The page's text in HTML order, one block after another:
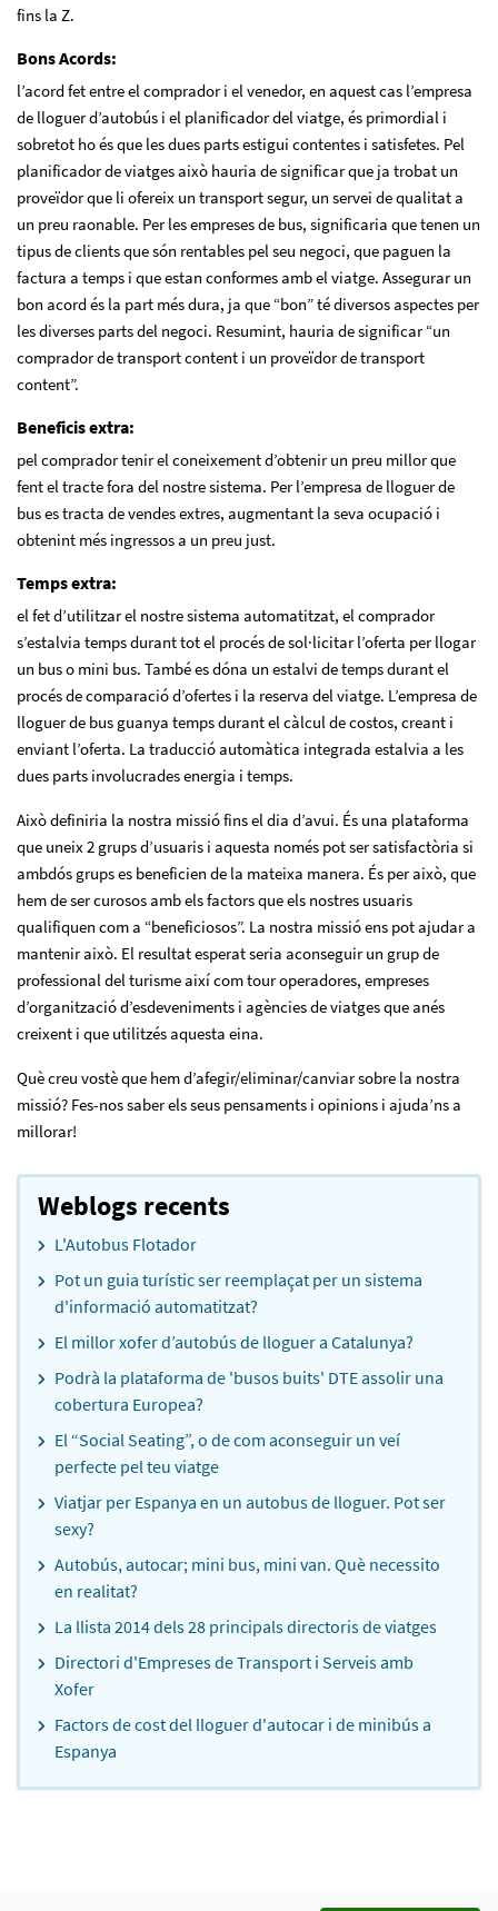
fins la Z.
Bons Acords:
l’acord fet entre el comprador i el venedor, en aquest cas l’empresa
de lloguer d’autobús i el planificador del viatge, és primordial i
sobretot ho és que les dues parts estigui contentes i satisfetes. Pel
planificador de viatges això hauria de significar que ja trobat un
proveïdor que li ofereix un transport segur, un servei de qualitat a
un preu raonable. Per les empreses de bus, significaria que tenen un
tipus de clients que són rentables pel seu negoci, que paguen la
factura a temps i que estan conformes amb el viatge. Assegurar un
bon acord és la part més dura, ja que “bon” té diversos aspectes per
les diverses parts del negoci. Resumint, hauria de significar “un
comprador de transport content i un proveïdor de transport
content”.
Beneficis extra:
pel comprador tenir el coneixement d’obtenir un preu millor que
fent el tracte fora del nostre sistema. Per l’empresa de lloguer de
bus es tracta de vendes extres, augmentant la seva ocupació i
obtenint més ingressos a un preu just.
Temps extra:
el fet d’utilitzar el nostre sistema automatitzat, el comprador
s’estalvia temps durant tot el procés de sol·licitar l’oferta per llogar
un bus o mini bus. També es dóna un estalvi de temps durant el
procés de comparació d’ofertes i la reserva del viatge. L’empresa de
lloguer de bus guanya temps durant el càlcul de costos, creant i
enviant l’oferta. La traducció automàtica integrada estalvia a les
dues parts involucrades energia i temps.
Això definiria la nostra missió fins el dia d’avui. És una plataforma
que uneix 2 grups d’usuaris i aquesta només pot ser satisfactòria si
ambdós grups es beneficien de la mateixa manera. És per això, que
hem de ser curosos amb els factors que els nostres usuaris
qualifiquen com a “beneficiosos”. La nostra missió ens pot ajudar a
mantenir això. El resultat esperat seria aconseguir un grup de
professional del turisme així com tour operadores, empreses
d’organització d’esdeveniments i agències de viatges que anés
creixent i que utilitzés aquesta eina.
Què creu vostè que hem d’afegir/eliminar/canviar sobre la nostra
missió? Fes-nos saber els seus pensaments i opinions i ajuda’ns a
millorar!
Weblogs recents
L'Autobus Flotador
Pot un guia turístic ser reemplaçat per un sistema
d'informació automatitzat?
El millor xofer d’autobús de lloguer a Catalunya?
Podrà la plataforma de 'busos buits' DTE assolir una
cobertura Europea?
El “Social Seating”, o de com aconseguir un veí
perfecte pel teu viatge
Viatjar per Espanya en un autobus de lloguer. Pot ser
sexy?
Autobús, autocar; mini bus, mini van. Què necessito
en realitat?
La llista 2014 dels 28 principals directoris de viatges
Directori d'Empreses de Transport i Serveis amb
Xofer
Factors de cost del lloguer d'autocar i de minibús a
Espanya